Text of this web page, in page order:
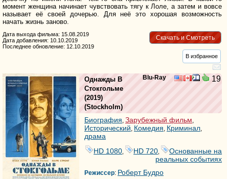
момент женщина начинает чувствовать тягу к Лоле, а затем и вовсе
называет её своей дочерью. Для неё это хорошая возможность
начать жизнь заново.
Скачать и Смотреть
Дата выхода фильма: 15.08.2019
Дата добавления: 10.10.2019
Последнее обновление: 12.10.2019
В избранное
Blu-Ray 19
Однажды В
Стокгольме
(2019)
(Stockholm)
Биография Зарубежный фильм
Исторический Комедия Криминал
драма
HD 1080
HD 720
Основанные на
реальных событиях
Режиссер: Роберт Будро